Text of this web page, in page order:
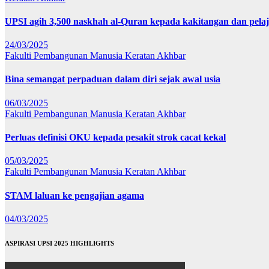
UPSI agih 3,500 naskhah al-Quran kepada kakitangan dan
24/03/2025
Fakulti Pembangunan Manusia Keratan Akhbar
Bina semangat perpaduan dalam diri sejak awal usia
06/03/2025
Fakulti Pembangunan Manusia Keratan Akhbar
Perluas definisi OKU kepada pesakit strok cacat kekal
05/03/2025
Fakulti Pembangunan Manusia Keratan Akhbar
STAM laluan ke pengajian agama
04/03/2025
ASPIRASI UPSI 2025 HIGHLIGHTS